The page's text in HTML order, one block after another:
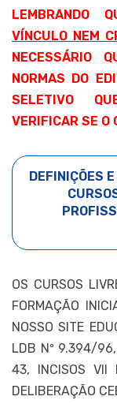
LEMBRANDO
VÍNCULO NEM
NECESSÁRIO
NORMAS DO
SELETIVO
VERIFICAR SE O
DEFINIÇÕES
OS CURSOS
FORMAÇÃO
NOSSO SITE
LDB Nº 9.394/
43, INCISOS VII
DELIBERAÇÃO